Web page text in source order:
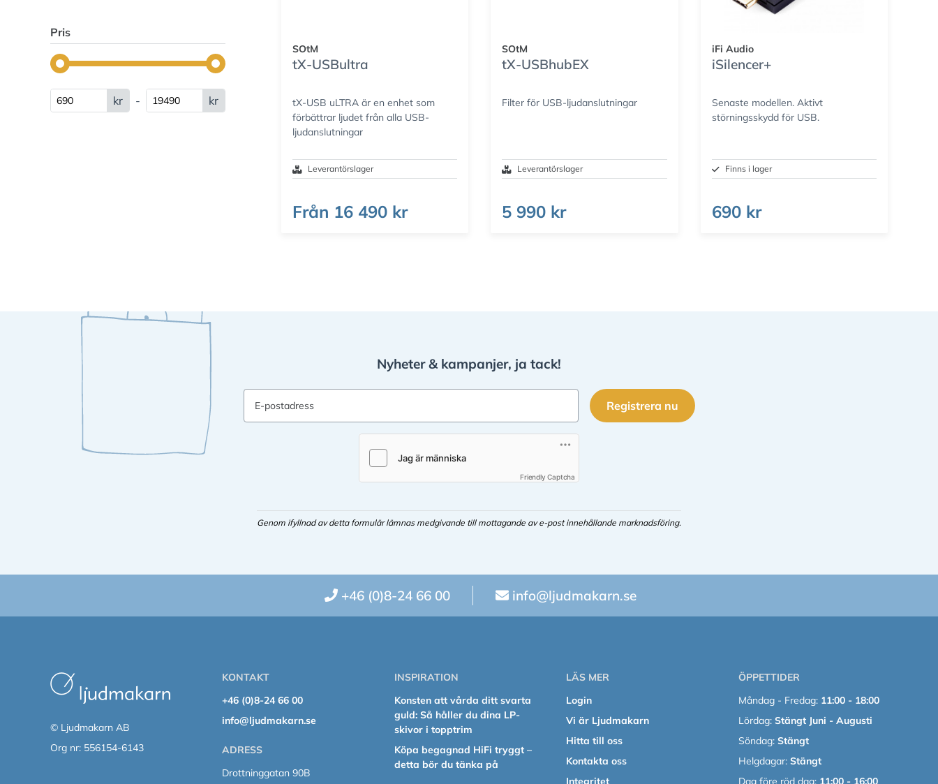
Pris
kr - kr
SOtM
tX-USBultra
tX-USB uLTRA är en enhet som
förbättrar ljudet från alla USB-
ljudanslutningar
Leverantörslager
Från 16 490 kr
SOtM
tX-USBhubEX
Filter för USB-ljudanslutningar
Leverantörslager
5 990 kr
iFi Audio
iSilencer+
Senaste modellen. Aktivt
störningsskydd för USB.
Finns i lager
690 kr
Nyheter & kampanjer, ja tack!
E-postadress Registrera nu
Friendly Captcha
Genom ifyllnad av detta formulär lämnas medgivande till mottagande av e-post innehållande marknadsföring.
+46 (0)8-24 66 00 info@ljudmakarn.se
© Ljudmakarn AB
Org nr: 556154-6143
KONTAKT
+46 (0)8-24 66 00
info@ljudmakarn.se
ADRESS
Drottninggatan 90B
INSPIRATION
Konsten att vårda ditt svarta
guld: Så håller du dina LP-
skivor i topptrim
Köpa begagnad HiFi tryggt –
detta bör du tänka på
LÄS MER
Login
Vi är Ljudmakarn
Hitta till oss
Kontakta oss
Integritet
ÖPPETTIDER
Måndag - Fredag: 11:00 - 18:00
Lördag:Stängt Juni - Augusti
Söndag:Stängt
Helgdagar:Stängt
Dag före röd dag:11:00 - 16:00